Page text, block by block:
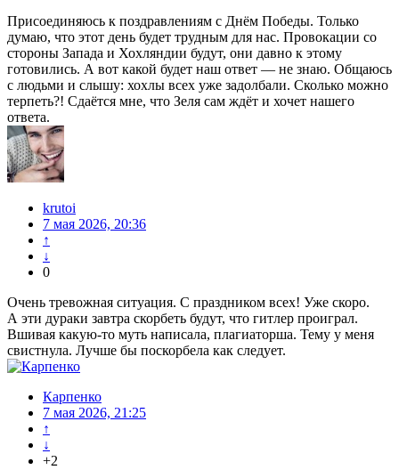
Присоединяюсь к поздравлениям с Днём Победы. Только
думаю, что этот день будет трудным для нас. Провокации со
стороны Запада и Хохляндии будут, они давно к этому
готовились. А вот какой будет наш ответ — не знаю. Общаюсь
с людьми и слышу: хохлы всех уже задолбали. Сколько можно
терпеть?! Сдаётся мне, что Зеля сам ждёт и хочет нашего
ответа.
krutoi
7 мая 2026, 20:36
↑
↓
0
Очень тревожная ситуация. С праздником всех! Уже скоро.
А эти дураки завтра скорбеть будут, что гитлер проиграл.
Вшивая какую-то муть написала, плагиаторша. Тему у меня
свистнула. Лучше бы поскорбела как следует.
Карпенко
7 мая 2026, 21:25
↑
↓
+2